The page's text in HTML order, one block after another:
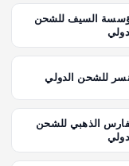
السيف للشحن
للشحن الدولي
الذهبي للشحن